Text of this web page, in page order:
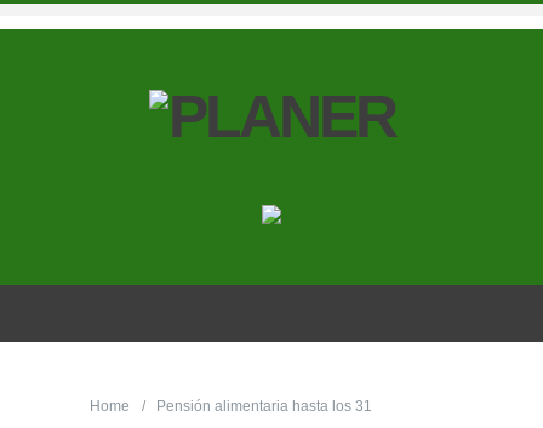
Home Pensión alimentaria hasta los 31